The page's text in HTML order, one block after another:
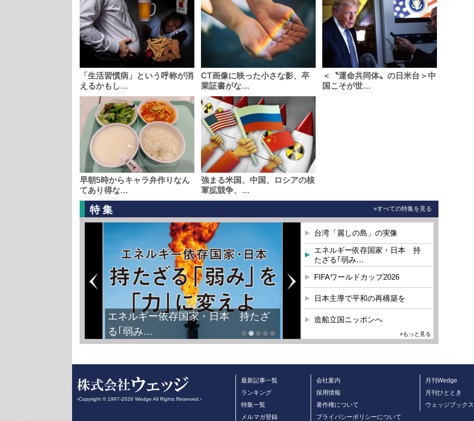
「生活習慣病」という呼称が消
えるかもし…
CT画像に映った小さな影、卒
業証書がな…
＜〝運命共同体〟の日米台＞中
国こそが世…
早朝5時からキャラ弁作りなん
てあり得な…
強まる米国、中国、ロシアの核
軍拡競争、…
特集 »すべての特集を見る
エネルギー依存国家・日本 持たざ
る｢弱み…
台湾「麗しの島」の実像
エネルギー依存国家・日本 持
たざる｢弱み…
FIFAワールドカップ2026
日本主導で平和の再構築を
造船立国ニッポンへ
»もっと見る
‹Copyright © 1997-2026 Wedge All Rights Reserved.›
最新記事一覧
ランキング
特集一覧
メルマガ登録
会社案内
採用情報
著作権について
プライバシーポリシーについて
月刊Wedge
月刊ひととき
ウェッジブックス